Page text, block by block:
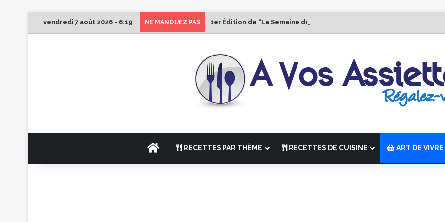
vendredi 7 août 2026 - 6:19 NE MANQUEZ PAS 1er Édition de “La Semaine des Chefs” du 19 au 24 octobre 2026
ACCUEILRECETTES PAR THÈME RECETTES DE CUISINE ART DE VIVRE